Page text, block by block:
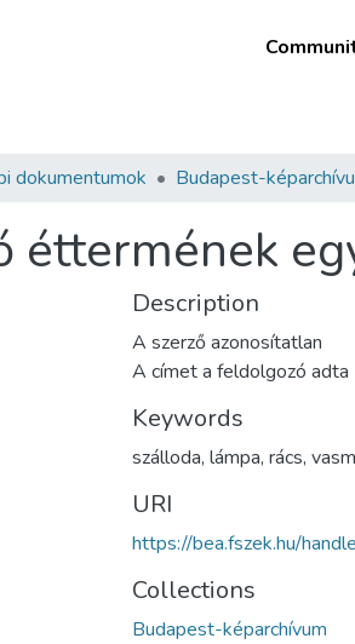
dokumentumok Budapest-
éttermének
Description
A szerző azonosítatlan
A címet a feldolgozó adta
Keywords
szálloda, lámpa, rács,
URI
https://bea.fszek.hu/
Collections
Budapest-képarchívum